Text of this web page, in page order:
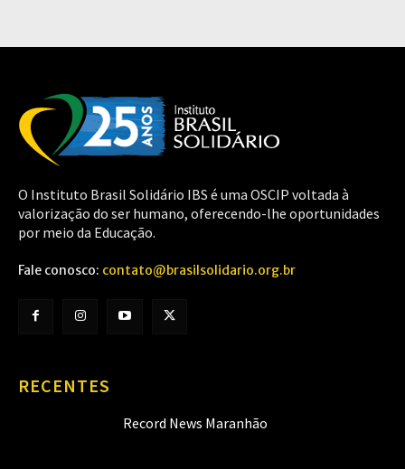
O Instituto Brasil Solidário IBS é uma OSCIP voltada à
valorização do ser humano, oferecendo-lhe oportunidades
por meio da Educação.
Fale conosco: contato@brasilsolidario.org.br
RECENTES
Record News Maranhão